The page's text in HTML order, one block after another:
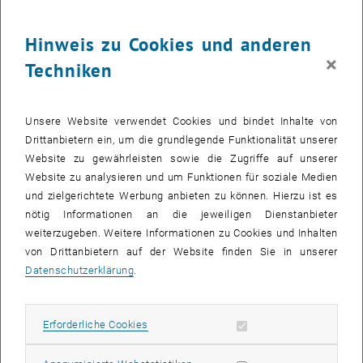
Mag. Johannes Endl, MSc MRICShat 2009 bis 2011 den Lehrgang
MSc Immobilienmanagement & Bewertung, öffnet eine externe URL
" absolviert und ist heute
Vorstandsmitglied bei der
ÖRAG , öffnet eine externe URL in einem
, wo er für Immobilien und Personal
zuständig ist.
Der studierte Jurist erlebte diesen Abschnitt als sehr intensiv,
sowohl beruflich als auch studentisch.
Anlässlich des 30-jährigen Jubiläums der Immobilien-Ausbildung an
der TU Wien stellte er sich unseren Fragen und blickt auf seine
Hinweis zu Cookies und anderen
Techniken
×
Unsere Website verwendet Cookies und bindet Inhalte von
Drittanbietern ein, um die grundlegende Funktionalität unserer
Website zu gewährleisten sowie die Zugriffe auf unserer
Website zu analysieren und um Funktionen für soziale Medien
und zielgerichtete Werbung anbieten zu können. Hierzu ist es
nötig Informationen an die jeweiligen Dienstanbieter
weiterzugeben. Weitere Informationen zu Cookies und Inhalten
von Drittanbietern auf der Website finden Sie in unserer
Datenschutzerklärung.
Erforderliche Cookies Erforderliche Cookies zulassen